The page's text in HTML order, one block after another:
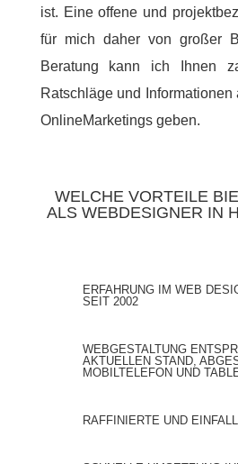
ist. Eine offene und
für mich daher von großer
Beratung kann ich Ihnen
Ratschläge und
OnlineMarketings geben.
WELCHE VORTEILE
ALS WEBDESIGNER IN
ERFAHRUNG IM WEB
SEIT 2002
WEBGESTALTUNG
AKTUELLEN STAND,
MOBILTELEFON UND
RAFFINIERTE UND